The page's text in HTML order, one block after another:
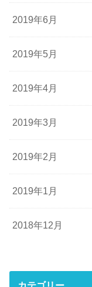
2019年6月
2019年5月
2019年4月
2019年3月
2019年2月
2019年1月
2018年12月